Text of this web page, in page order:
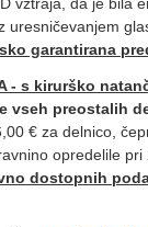
uresničevanjem
garantirana
- s kirurško
vseh preostalih
€ za delnico,
opredelile
dostopnih